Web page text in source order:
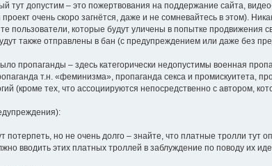
допустим – это пожертвования на поддержание сайта,
очень скоро загнётся, даже и не сомневайтесь в этом).
которые будут уличены в попытке продвижения
также отправлены в бан (с предупреждением или даже без
пропаганды – здесь категорически недопустимы военная
т.н. «феминизма», пропаганда секса и промискуитета,
(кроме тех, что ассоциируются непосредственно с автором,
потерпеть, но не очень долго – знайте, что платные тролли тут
вводить этих платных троллей в заблуждение по поводу их